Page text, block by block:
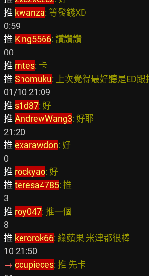
推 kwanza: 等發錢
推 King5566: 讚讚
推 mtes:
推 Snomuku
推 s1d87:
推 AndrewWang3: 好
推 exarawdon:
推 rockyao:
推 teresa4785:
推 roy047: 推一
推 kerorok66: 綠蘋果 米津
→ ccupieces: 推 先